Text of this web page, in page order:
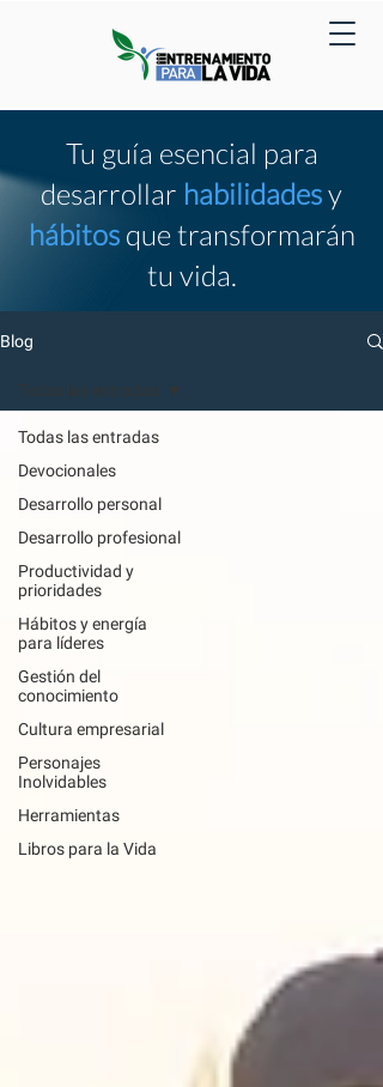
Tu guía esencial para
desarrollar habilidadesy
hábitos que transformarán
tu vida.
Blog
Todas las entradas
Devocionales
Desarrollo personal
Desarrollo profesional
Productividad y
prioridades
Hábitos y energía
para líderes
Gestión del
conocimiento
Cultura empresarial
Personajes
Inolvidables
Herramientas
Libros para la Vida